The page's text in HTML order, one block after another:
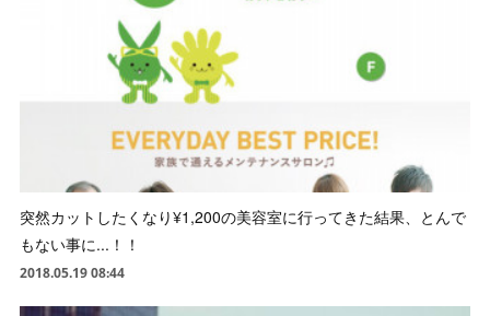
突然カットしたくなり¥1,200の美容室に行ってきた結果、とんで
もない事に...！！
2018.05.19 08:44